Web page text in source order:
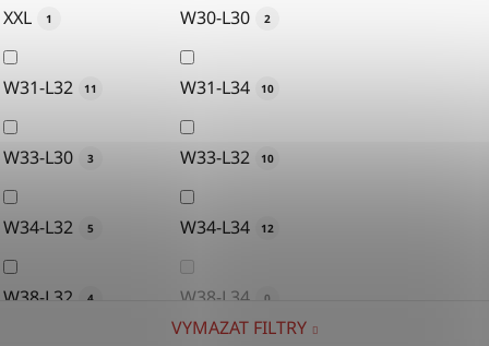
XXL 1 W30-L30 2
W31-L32 11 W31-L34 10
W33-L30 3 W33-L32 10
W34-L32 5 W34-L34 12
W38-L32 4 W38-L34 0
VYMAZAT FILTRY